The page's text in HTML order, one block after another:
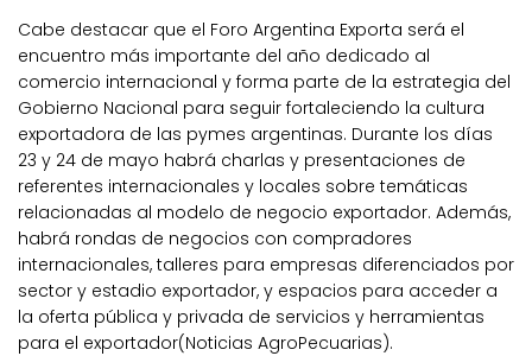
Cabe destacar que el Foro Argentina Exporta será el
encuentro más importante del año dedicado al
comercio internacional y forma parte de la estrategia del
Gobierno Nacional para seguir fortaleciendo la cultura
exportadora de las pymes argentinas. Durante los días
23 y 24 de mayo habrá charlas y presentaciones de
referentes internacionales y locales sobre temáticas
relacionadas al modelo de negocio exportador. Además,
habrá rondas de negocios con compradores
internacionales, talleres para empresas diferenciados por
sector y estadio exportador, y espacios para acceder a
la oferta pública y privada de servicios y herramientas
para el exportador(Noticias AgroPecuarias).